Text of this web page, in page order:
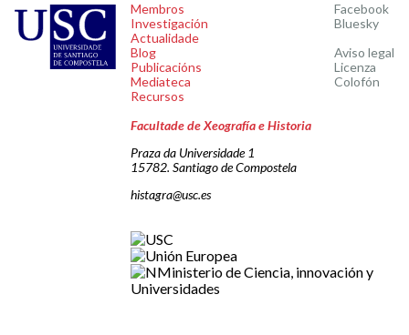
Membros
Investigación
Actualidade
Blog
Publicacións
Mediateca
Recursos
Facebook
Bluesky
Aviso legal
Licenza
Colofón
Facultade de Xeografía e Historia
Praza da Universidade 1
15782. Santiago de Compostela
histagra@usc.es